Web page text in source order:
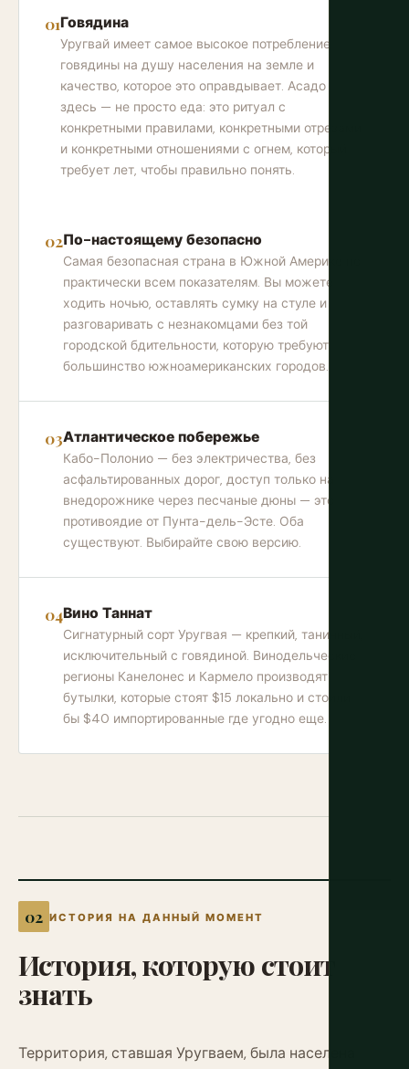
Говядина
Уругвай имеет самое высокое потребление
говядины на душу населения на земле и
качество, которое это оправдывает. Асадо
здесь — не просто еда: это ритуал с
конкретными правилами, конкретными отрезами
и конкретными отношениями с огнем, который
требует лет, чтобы правильно понять.
По-настоящему безопасно
Самая безопасная страна в Южной Америке по
практически всем показателям. Вы можете
ходить ночью, оставлять сумку на стуле и
разговаривать с незнакомцами без той
городской бдительности, которую требуют
большинство южноамериканских городов.
Атлантическое побережье
Кабо-Полонио — без электричества, без
асфальтированных дорог, доступ только на
внедорожнике через песчаные дюны — это
противоядие от Пунта-дель-Эсте. Оба
существуют. Выбирайте свою версию.
Вино Таннат
Сигнатурный сорт Уругвая — крепкий, танинный,
исключительный с говядиной. Винодельческие
регионы Канелонес и Кармело производят
бутылки, которые стоят $15 локально и стоили
бы $40 импортированные где угодно еще.
ИСТОРИЯ НА ДАННЫЙ МОМЕНТ
История,которуюстоит
знать
Территория, ставшая Уругваем, была населена